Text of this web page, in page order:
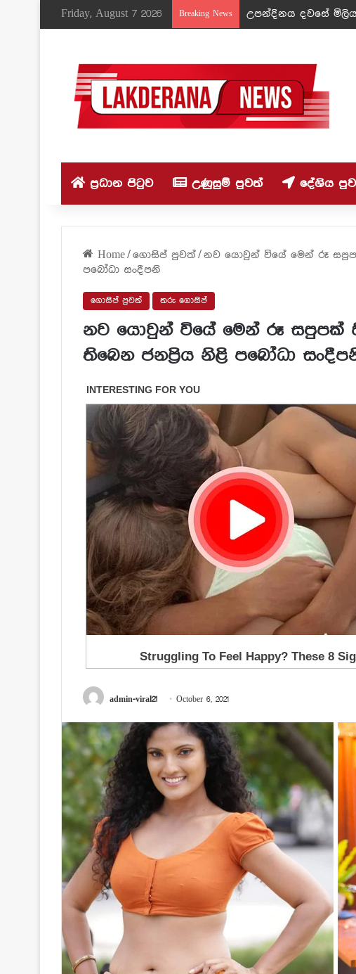
Friday, August 7 2026 Breaking News උපන්දිනය දවසේ
ප්‍රධාන පිටුව උණුසුම් පුවත් දේශිය
Home/ගොසිප් පුවත්/නව යොවුන් වියේ මෙන් රූ
පබෝධා සංදීපනි
ගොසිප් පුවත් තරු ගොසිප්
නව යොවුන් වියේ මෙන් රූ සපුපක්
තිබෙන ජනප්‍රිය නිළි පබෝධා
admin-viral21 October 6, 2021